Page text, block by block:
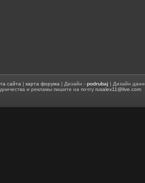
сайта |карта форума | Дизайн -podrubaj | Дизайн
и рекламы пишите на почтуrusalex11@live.com